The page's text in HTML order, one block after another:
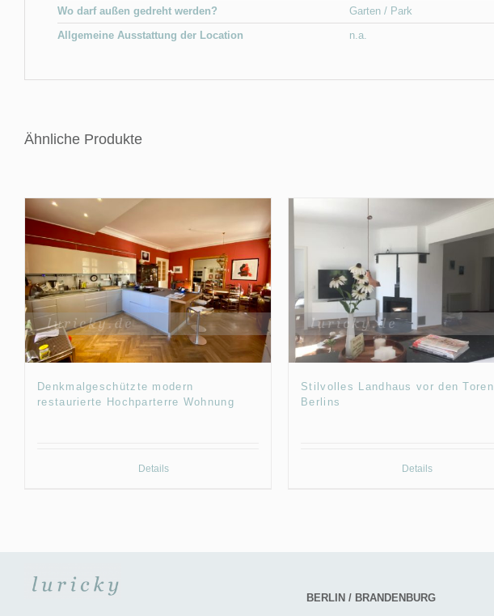
Wo darf außen gedreht werden?
Garten / Park
Allgemeine Ausstattung der Location
n.a.
Ähnliche Produkte
Denkmalgeschützte modern
restaurierte Hochparterre Wohnung
Details
Stilvolles Landhaus vor den Toren
Berlins
Details
BERLIN / BRANDENBURG